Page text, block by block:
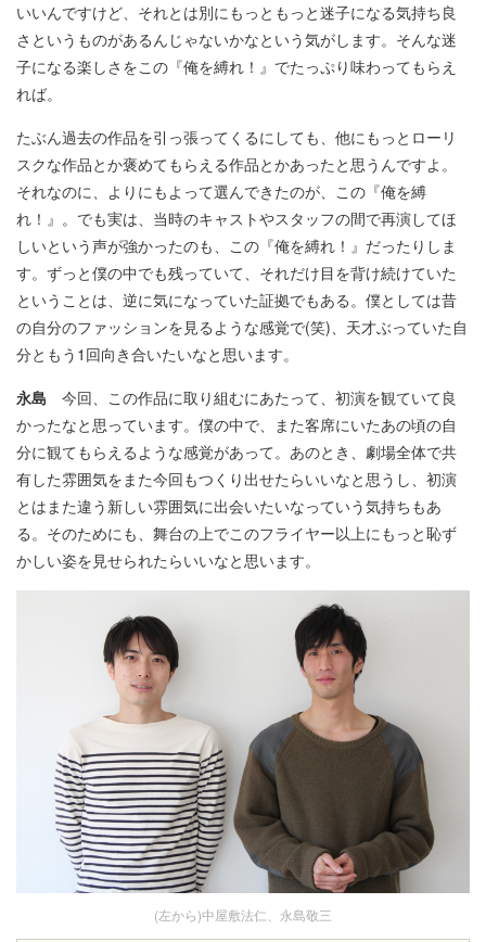
いいんですけど、それとは別にもっともっと迷子になる気持ち良
さというものがあるんじゃないかなという気がします。そんな迷
子になる楽しさをこの『俺を縛れ！』でたっぷり味わってもらえ
れば。
たぶん過去の作品を引っ張ってくるにしても、他にもっとローリ
スクな作品とか褒めてもらえる作品とかあったと思うんですよ。
それなのに、よりにもよって選んできたのが、この『俺を縛
れ！』。でも実は、当時のキャストやスタッフの間で再演してほ
しいという声が強かったのも、この『俺を縛れ！』だったりしま
す。ずっと僕の中でも残っていて、それだけ目を背け続けていた
ということは、逆に気になっていた証拠でもある。僕としては昔
の自分のファッションを見るような感覚で(笑)、天才ぶっていた自
分ともう1回向き合いたいなと思います。
永島 今回、この作品に取り組むにあたって、初演を観ていて良
かったなと思っています。僕の中で、また客席にいたあの頃の自
分に観てもらえるような感覚があって。あのとき、劇場全体で共
有した雰囲気をまた今回もつくり出せたらいいなと思うし、初演
とはまた違う新しい雰囲気に出会いたいなっていう気持ちもあ
る。そのためにも、舞台の上でこのフライヤー以上にもっと恥ず
かしい姿を見せられたらいいなと思います。
(左から)中屋敷法仁、永島敬三